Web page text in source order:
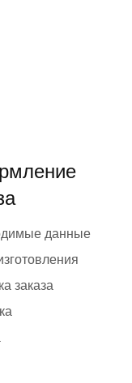
данные
заказа